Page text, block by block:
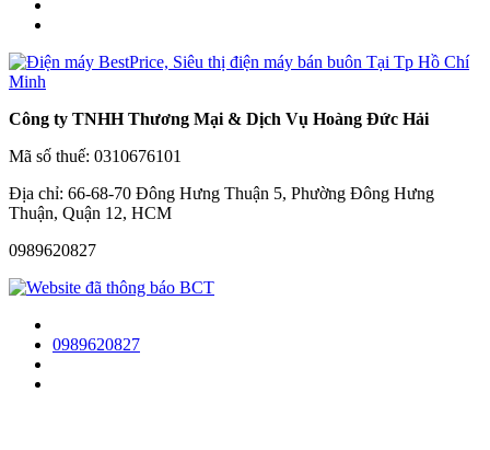
Công ty TNHH Thương Mại & Dịch Vụ Hoàng Đức Hải
Mã số thuế: 0310676101
Địa chỉ: 66-68-70 Đông Hưng Thuận 5, Phường Đông Hưng
Thuận, Quận 12, HCM
0989620827
0989620827